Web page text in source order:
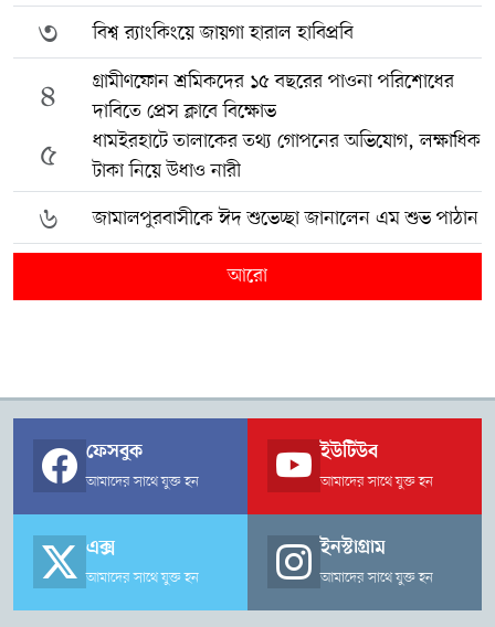
৩ বিশ্ব র‍্যাংকিংয়ে জায়গা হারাল হাবিপ্রবি
৪
গ্রামীণফোন শ্রমিকদের ১৫ বছরের পাওনা পরিশোধের
দাবিতে প্রেস ক্লাবে বিক্ষোভ
৫
ধামইরহাটে তালাকের তথ্য গোপনের অভিযোগ, লক্ষাধিক
টাকা নিয়ে উধাও নারী
৬ জামালপুরবাসীকে ঈদ শুভেচ্ছা জানালেন এম শুভ পাঠান
আরো
ফেসবুক
আমাদের সাথে যুক্ত হন
ইউটিউব
আমাদের সাথে যুক্ত হন
এক্স
আমাদের সাথে যুক্ত হন
ইনস্টাগ্রাম
আমাদের সাথে যুক্ত হন